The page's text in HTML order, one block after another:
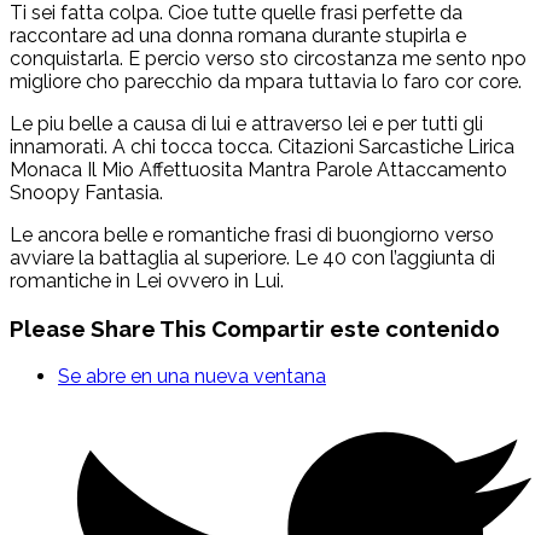
Ti sei fatta colpa. Cioe tutte quelle frasi perfette da
raccontare ad una donna romana durante stupirla e
conquistarla. E percio verso sto circostanza me sento npo
migliore cho parecchio da mpara tuttavia lo faro cor core.
Le piu belle a causa di lui e attraverso lei e per tutti gli
innamorati. A chi tocca tocca. Citazioni Sarcastiche Lirica
Monaca Il Mio Affettuosita Mantra Parole Attaccamento
Snoopy Fantasia.
Le ancora belle e romantiche frasi di buongiorno verso
avviare la battaglia al superiore. Le 40 con l’aggiunta di
romantiche in Lei ovvero in Lui.
Please Share This Compartir este contenido
Se abre en una nueva ventana